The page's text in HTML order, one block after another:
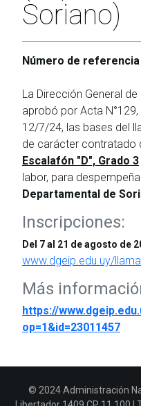
Soriano)
Número de referencia
La Dirección General
aprobó por Acta
12/7/24, las bases del
de carácter contratado
Escalafón "D", Grado 3
labor, para
Departamental de
Inscripciones:
Del 7 al 21 de agosto de
www.dgeip.edu.uy/
Más
https://
op=1&id=23011457
© 2024 Administración